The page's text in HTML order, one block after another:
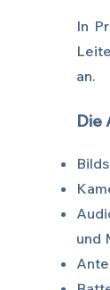
In
an.
Die
und